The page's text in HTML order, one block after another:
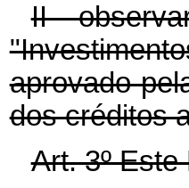
II -
aprovado
dos créditos
Art. 3º